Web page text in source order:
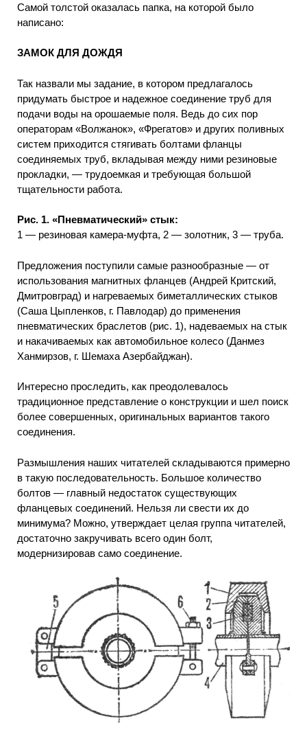
Самой толстой оказалась папка, на которой было
написано:
ЗАМОК ДЛЯ ДОЖДЯ
Так назвали мы задание, в котором предлагалось
придумать быстрое и надежное соединение труб для
подачи воды на орошаемые поля. Ведь до сих пор
операторам «Волжанок», «Фрегатов» и других поливных
систем приходится стягивать болтами фланцы
соединяемых труб, вкладывая между ними резиновые
прокладки, — трудоемкая и требующая большой
тщательности работа.
Рис. 1. «Пневматический» стык:
1 — резиновая камера-муфта, 2 — золотник, 3 — труба.
Предложения поступили самые разнообразные — от
использования магнитных фланцев (Андрей Критский,
Дмитровград) и нагреваемых биметаллических стыков
(Саша Цыпленков, г. Павлодар) до применения
пневматических браслетов (рис. 1), надеваемых на стык
и накачиваемых как автомобильное колесо (Данмез
Ханмирзов, г. Шемаха Азербайджан).
Интересно проследить, как преодолевалось
традиционное представление о конструкции и шел поиск
более совершенных, оригинальных вариантов такого
соединения.
Размышления наших читателей складываются примерно
в такую последовательность. Большое количество
болтов — главный недостаток существующих
фланцевых соединений. Нельзя ли свести их до
минимума? Можно, утверждает целая группа читателей,
достаточно закручивать всего один болт,
модернизировав само соединение.